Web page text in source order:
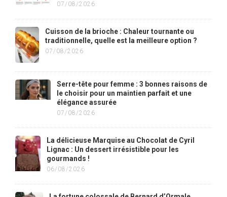
07/08/2026
Cuisson de la brioche : Chaleur tournante ou
traditionnelle, quelle est la meilleure option ?
07/08/2026
Serre-tête pour femme : 3 bonnes raisons de
le choisir pour un maintien parfait et une
élégance assurée
07/08/2026
La délicieuse Marquise au Chocolat de Cyril
Lignac : Un dessert irrésistible pour les
gourmands !
06/08/2026